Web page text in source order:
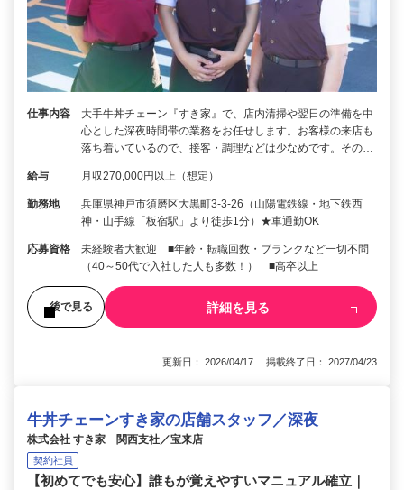
仕事内容
大手牛丼チェーン『すき家』で、店内清掃や翌日の準備を中
心とした深夜時間帯の業務をお任せします。お客様の来店も
落ち着いているので、接客・調理などは少なめです。その…
給与 月収270,000円以上（想定）
勤務地
兵庫県神戸市須磨区大黒町3-3-26（山陽電鉄線・地下鉄西
神・山手線「板宿駅」より徒歩1分）★車通勤OK
応募資格
未経験者大歓迎 ■年齢・転職回数・ブランクなど一切不問
（40～50代で入社した人も多数！） ■高卒以上
後で見る 詳細を見る
更新日： 2026/04/17 掲載終了日： 2027/04/23
牛丼チェーンすき家の店舗スタッフ／深夜
株式会社 すき家 関西支社／宝来店
契約社員
【初めてでも安心】誰もが覚えやすいマニュアル確立｜